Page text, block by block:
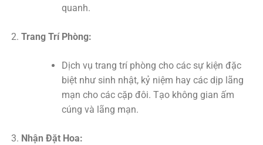
quanh.
Trang Trí Phòng:
Dịch vụ trang trí phòng cho các sự kiện đặc
biệt như sinh nhật, kỷ niệm hay các dịp lãng
mạn cho các cặp đôi. Tạo không gian ấm
cúng và lãng mạn.
Nhận Đặt Hoa: